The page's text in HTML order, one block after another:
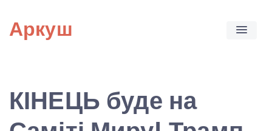
content
Аркуш
КІНЕЦЬ буде на